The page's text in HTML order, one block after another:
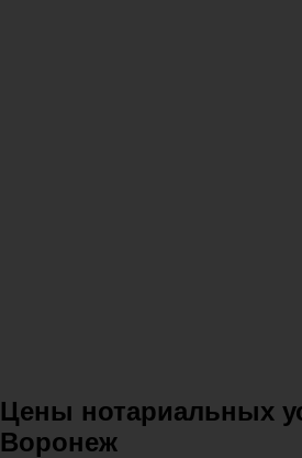
Цены нотариальных
Воронеж